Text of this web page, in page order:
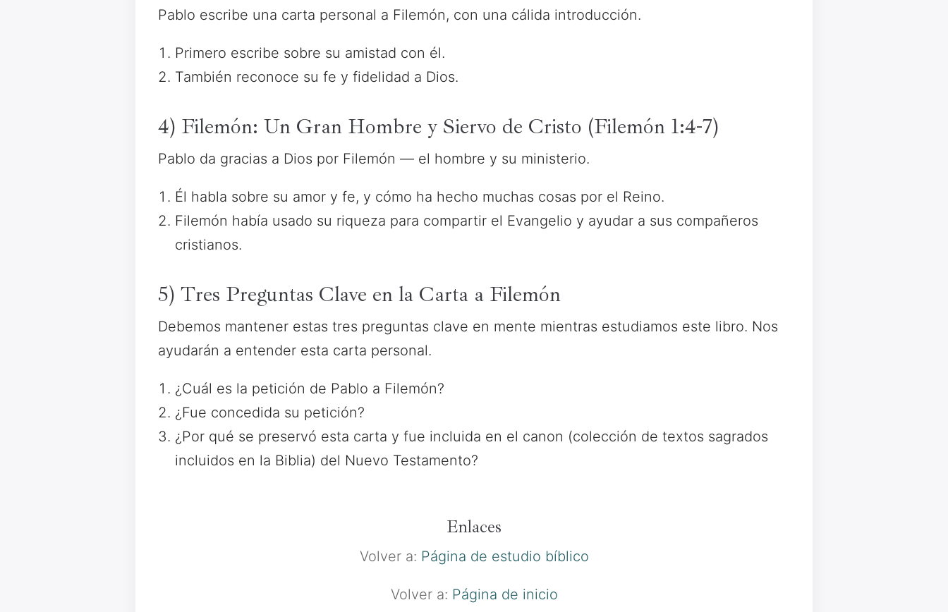
Pablo escribe una carta personal a Filemón, con una cálida introducción.
Primero escribe sobre su amistad con él.
También reconoce su fe y fidelidad a Dios.
4) Filemón: Un Gran Hombre y Siervo de Cristo (Filemón 1:4-7)
Pablo da gracias a Dios por Filemón — el hombre y su ministerio.
Él habla sobre su amor y fe, y cómo ha hecho muchas cosas por el Reino.
Filemón había usado su riqueza para compartir el Evangelio y ayudar a sus compañeros
cristianos.
5) Tres Preguntas Clave en la Carta a Filemón
Debemos mantener estas tres preguntas clave en mente mientras estudiamos este libro. Nos
ayudarán a entender esta carta personal.
¿Cuál es la petición de Pablo a Filemón?
¿Fue concedida su petición?
¿Por qué se preservó esta carta y fue incluida en el canon (colección de textos sagrados
incluidos en la Biblia) del Nuevo Testamento?
Enlaces
Volver a: Página de estudio bíblico
Volver a: Página de inicio